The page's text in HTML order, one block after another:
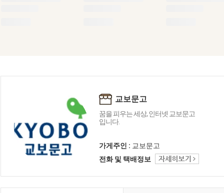
교보문고
꿈을 피우는 세상, 인터넷 교보문고
입니다.
가게주인 : 교보문고
전화 및 택배정보